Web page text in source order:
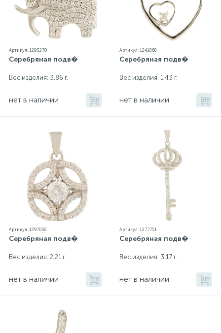
Артикул: 1293270
Серебряная подв�
Вес изделия: 3,86 г.
нет в наличии
Артикул: 1241868
Серебряная подв�
Вес изделия: 1,43 г.
нет в наличии
Артикул: 1297056
Серебряная подв�
Вес изделия: 2,21 г.
нет в наличии
Артикул: 1277751
Серебряная подв�
Вес изделия: 3,17 г.
нет в наличии